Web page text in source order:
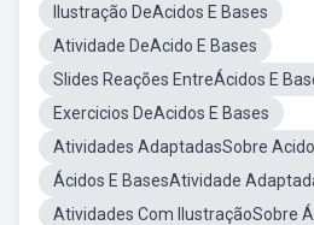
Ilustração DeAcidos E Bases
Atividade DeAcido E Bases
Slides Reações EntreÁcidos E
Exercicios DeAcidos E Bases
Atividades AdaptadasSobre
Ácidos E BasesAtividade
Atividades Com IlustraçãoSobre